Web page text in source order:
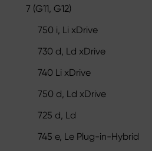
7 (G11, G12)
750 i, Li xDrive
730 d, Ld xDrive
740 Li xDrive
750 d, Ld xDrive
725 d, Ld
745 e, Le Plug-in-Hybrid